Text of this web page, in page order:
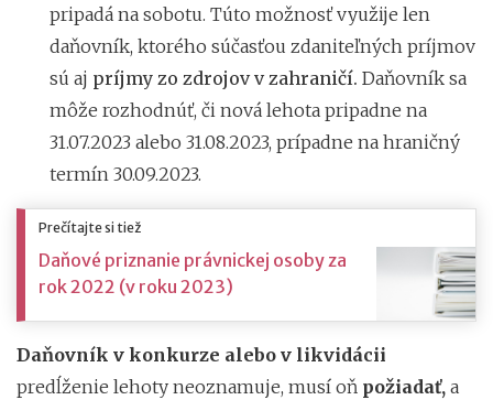
pripadá na sobotu. Túto možnosť využije len
daňovník, ktorého súčasťou zdaniteľných príjmov
sú aj príjmy zo zdrojov v zahraničí. Daňovník sa
môže rozhodnúť, či nová lehota pripadne na
31.07.2023 alebo 31.08.2023, prípadne na hraničný
termín 30.09.2023.
Prečítajte si tiež
Daňové priznanie právnickej osoby za
rok 2022 (v roku 2023)
Daňovník v konkurze alebo v likvidácii
predĺženie lehoty neoznamuje, musí oň požiadať, a